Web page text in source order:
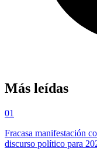
Más leídas
01
Fracasa manifestación
discurso político para